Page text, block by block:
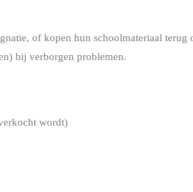
of kopen hun schoolmateriaal
bij verborgen problemen.
wordt)